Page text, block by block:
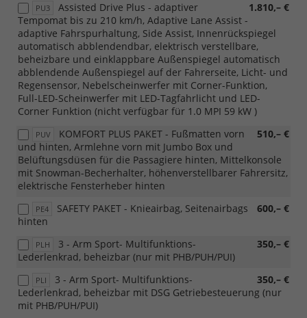
PU3 1.810,– €
Assisted Drive Plus - adaptiver
Tempomat bis zu 210 km/h, Adaptive Lane Assist -
adaptive Fahrspurhaltung, Side Assist, Innenrückspiegel
automatisch abblendendbar, elektrisch verstellbare,
beheizbare und einklappbare Außenspiegel automatisch
abblendende Außenspiegel auf der Fahrerseite, Licht- und
Regensensor, Nebelscheinwerfer mit Corner-Funktion,
Full-LED-Scheinwerfer mit LED-Tagfahrlicht und LED-
Corner Funktion (nicht verfügbar für 1.0 MPI 59 kW )
PUV 510,– €
KOMFORT PLUS PAKET - Fußmatten vorn
und hinten, Armlehne vorn mit Jumbo Box und
Belüftungsdüsen für die Passagiere hinten, Mittelkonsole
mit Snowman-Becherhalter, höhenverstellbarer Fahrersitz,
elektrische Fensterheber hinten
PE4 600,– €
SAFETY PAKET - Knieairbag, Seitenairbags
hinten
PLH 350,– €
3 - Arm Sport- Multifunktions-
Lederlenkrad, beheizbar (nur mit PHB/PUH/PUI)
PLI 350,– €
3 - Arm Sport- Multifunktions-
Lederlenkrad, beheizbar mit DSG Getriebesteuerung (nur
mit PHB/PUH/PUI)